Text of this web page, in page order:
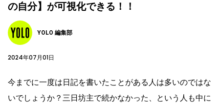
の自分】が可視化できる！！
YOLO 編集部
2024年07月01日
今までに一度は日記を書いたことがある人は多いのではな
いでしょうか？三日坊主で続かなかった、という人も中に